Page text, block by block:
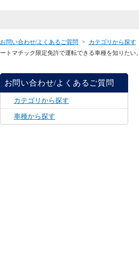
お問い合わせ/よくあるご質問 > カテゴリから探す
ートマチック限定免許で運転できる車種を知りたい。
お問い合わせ/よくあるご質問
カテゴリから探す
車種から探す